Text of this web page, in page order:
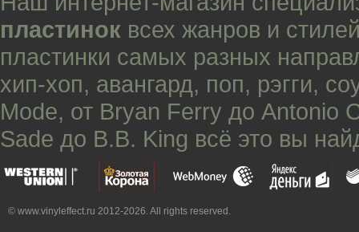
пластинок всех жанров и
пластинки самых разных
хип-хоп, авангард, поп, рэгги,
Mode, от Bryan Ferry до Antonio
Sade до B.B. King всё это вы
© www.vinyleffect.ru 2012-2026. All rights reserved.